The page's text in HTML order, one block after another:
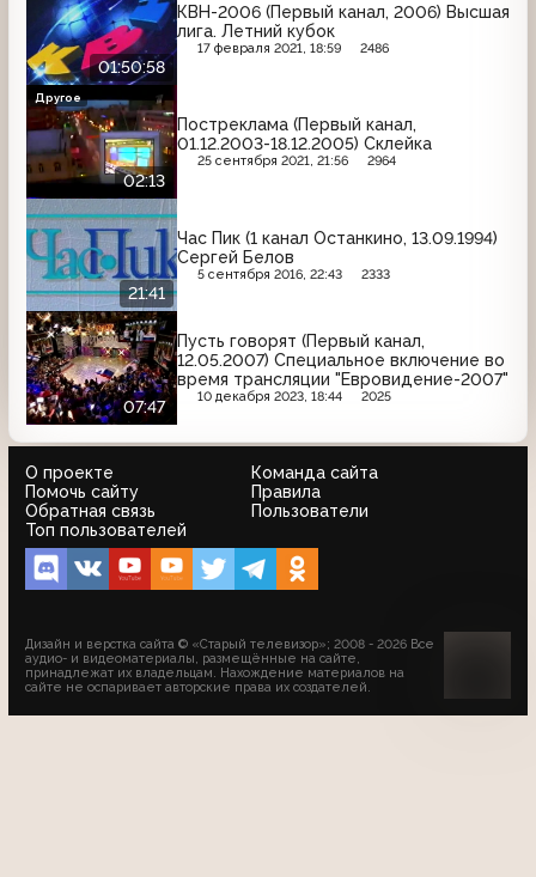
01:50:58
КВН-2006 (Первый канал, 2006) Высшая
лига. Летний кубок
17 февраля 2021, 18:59 2486
02:13
Постреклама (Первый канал,
01.12.2003-18.12.2005) Склейка
25 сентября 2021, 21:56 2964
Другое
21:41
Час Пик (1 канал Останкино, 13.09.1994)
Сергей Белов
5 сентября 2016, 22:43 2333
07:47
Пусть говорят (Первый канал,
12.05.2007) Специальное включение во
время трансляции "Евровидение-2007"
10 декабря 2023, 18:44 2025
О проекте
Команда сайта
Помочь сайту
Правила
Обратная связь
Пользователи
Топ пользователей
Дизайн и верстка сайта © «Старый телевизор»; 2008 - 2026 Все
аудио- и видеоматериалы, размещённые на сайте,
принадлежат их владельцам. Нахождение материалов на
сайте не оспаривает авторские права их создателей.